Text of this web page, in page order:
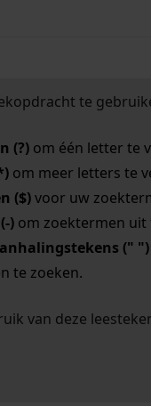
te
(?)om één letter te
om meer letters te
($)voor uw
)om zoektermen uit
(" ")
te zoeken.
van deze